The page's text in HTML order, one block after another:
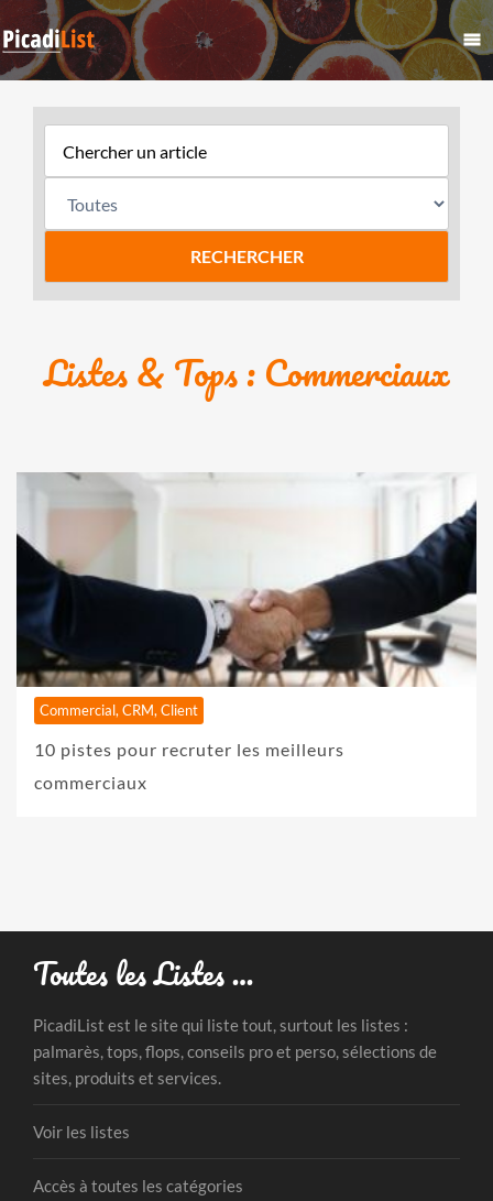
Listes & Tops : Commerciaux
Commercial, CRM, Client
10 pistes pour recruter les meilleurs
commerciaux
Toutes les Listes …
PicadiList est le site qui liste tout, surtout les listes :
palmarès, tops, flops, conseils pro et perso, sélections de
sites, produits et services.
Voir les listes
Accès à toutes les catégories